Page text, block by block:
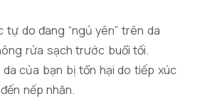
tự do đang “ngủ yên” trên da
rửa sạch trước buổi tối.
của bạn bị tổn hại do tiếp xúc
nếp nhăn.